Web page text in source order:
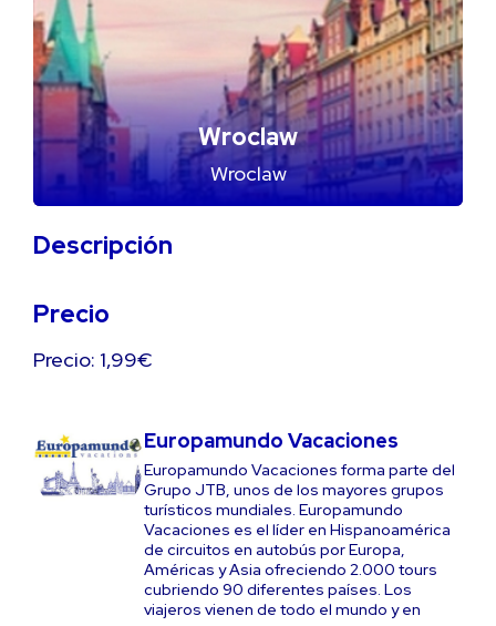
Wroclaw
Wroclaw
Descripción
Precio
Precio: 1,99€
Europamundo Vacaciones
Europamundo Vacaciones forma parte del
Grupo JTB, unos de los mayores grupos
turísticos mundiales. Europamundo
Vacaciones es el líder en Hispanoamérica
de circuitos en autobús por Europa,
Américas y Asia ofreciendo 2.000 tours
cubriendo 90 diferentes países. Los
viajeros vienen de todo el mundo y en